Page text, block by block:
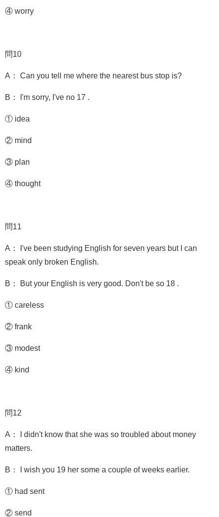
④ worry
問10
A： Can you tell me where the nearest bus stop is?
B： I'm sorry, I've no 17 .
① idea
② mind
③ plan
④ thought
問11
A： I've been studying English for seven years but I can
speak only broken English.
B： But your English is very good. Don't be so 18 .
① careless
② frank
③ modest
④ kind
問12
A： I didn't know that she was so troubled about money
matters.
B： I wish you 19 her some a couple of weeks earlier.
① had sent
② send